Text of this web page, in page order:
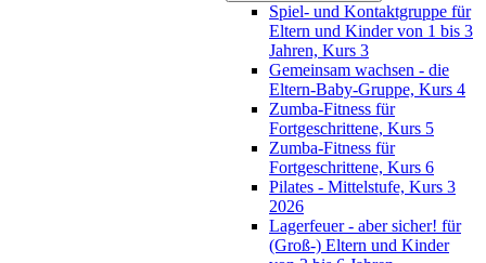
Spiel- und Kontaktgruppe für
Eltern und Kinder von 1 bis 3
Jahren, Kurs 3
Gemeinsam wachsen - die
Eltern-Baby-Gruppe, Kurs 4
Zumba-Fitness für
Fortgeschrittene, Kurs 5
Zumba-Fitness für
Fortgeschrittene, Kurs 6
Pilates - Mittelstufe, Kurs 3
2026
Lagerfeuer - aber sicher! für
(Groß-) Eltern und Kinder